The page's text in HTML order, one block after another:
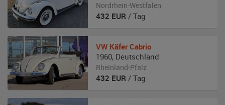
Nordrhein-Westfalen
432 EUR / Tag
VW Käfer Cabrio
1960, Deutschland
Rheinland-Pfalz
432 EUR / Tag